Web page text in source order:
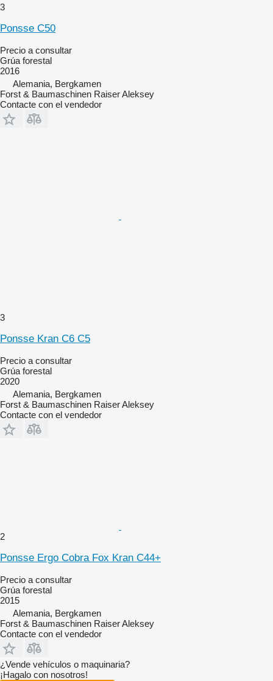
3
Ponsse C50
Precio a consultar
Grúa forestal
2016
Alemania, Bergkamen
Forst & Baumaschinen Raiser Aleksey
Contacte con el vendedor
3
Ponsse Kran C6 C5
Precio a consultar
Grúa forestal
2020
Alemania, Bergkamen
Forst & Baumaschinen Raiser Aleksey
Contacte con el vendedor
2
Ponsse Ergo Cobra Fox Kran C44+
Precio a consultar
Grúa forestal
2015
Alemania, Bergkamen
Forst & Baumaschinen Raiser Aleksey
Contacte con el vendedor
¿Vende vehículos o maquinaria?
¡Hagalo con nosotros!